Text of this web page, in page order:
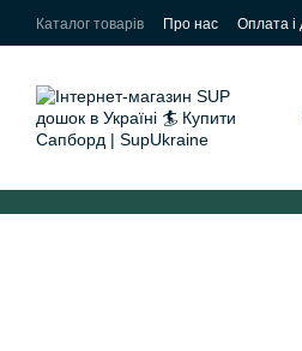
Перейти до основного контенту
Каталог товарів Про нас Оплата і